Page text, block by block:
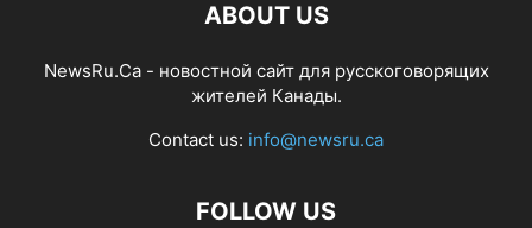
ABOUT US
NewsRu.Ca - новостной сайт для русскоговорящих
жителей Канады.
Contact us: info@newsru.ca
FOLLOW US